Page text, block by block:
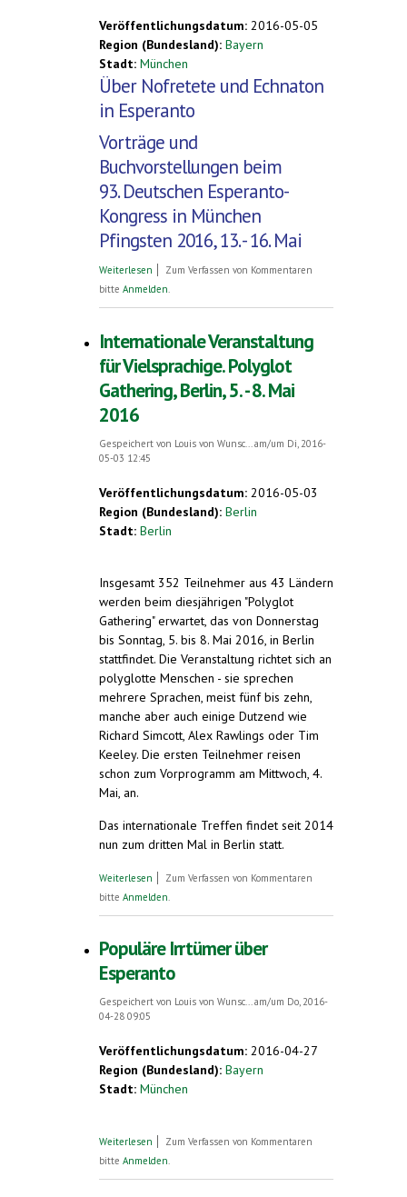
Veröffentlichungsdatum: 2016-05-05
Region (Bundesland): Bayern
Stadt: München
Über Nofretete und Echnaton
in Esperanto
Vorträge und
Buchvorstellungen beim
93. Deutschen Esperanto-
Kongress in München
Pfingsten 2016, 13. - 16. Mai
Weiterlesen über Über Nofretete und Echnaton in
Esperanto-Kongress in München,
Pfingsten 2016
Zum Verfassen von Kommentaren
bitte Anmelden
Internationale Veranstaltung
für Vielsprachige. Polyglot
Gathering, Berlin, 5. - 8. Mai
2016
Gespeichert von Louis von Wunsc...
am/um Di, 2016-
05-03 12:45
Veröffentlichungsdatum: 2016-05-03
Region (Bundesland): Berlin
Stadt: Berlin
Insgesamt 352 Teilnehmer aus 43 Ländern
werden beim diesjährigen "Polyglot
Gathering" erwartet, das von Donnerstag
bis Sonntag, 5. bis 8. Mai 2016, in Berlin
stattfindet. Die Veranstaltung richtet sich an
polyglotte Menschen - sie sprechen
mehrere Sprachen, meist fünf bis zehn,
manche aber auch einige Dutzend wie
Richard Simcott, Alex Rawlings oder Tim
Keeley. Die ersten Teilnehmer reisen
schon zum Vorprogramm am Mittwoch, 4.
Mai, an.
Das internationale Treffen findet seit 2014
nun zum dritten Mal in Berlin statt.
Weiterlesen über Internationale Veranstaltung für
- 8. Mai 2016
Zum Verfassen von Kommentaren
bitte Anmelden
Populäre Irrtümer über
Esperanto
Gespeichert von Louis von Wunsc...am/um Do, 2016-
04-28 09:05
Veröffentlichungsdatum: 2016-04-27
Region (Bundesland): Bayern
Stadt: München
Weiterlesen über Populäre Irrtümer über Esperanto
Zum Verfassen von Kommentaren
bitte Anmelden.